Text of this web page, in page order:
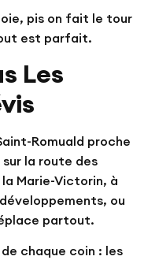
pis on fait le tour
est parfait.
Les
Romuald proche
la route des
Marie-Victorin, à
ou
partout.
chaque coin : les